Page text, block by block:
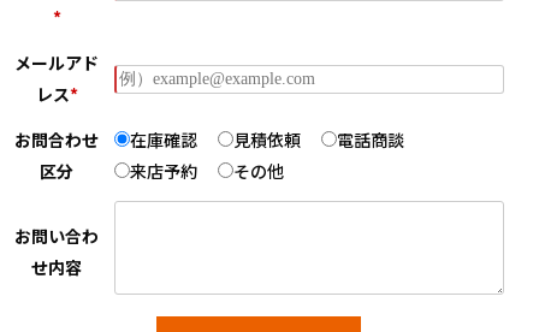
*
メールアド
レス*
お問合わせ
区分
在庫確認 見積依頼
電話商談
来店予約
その他
お問い合わ
せ内容